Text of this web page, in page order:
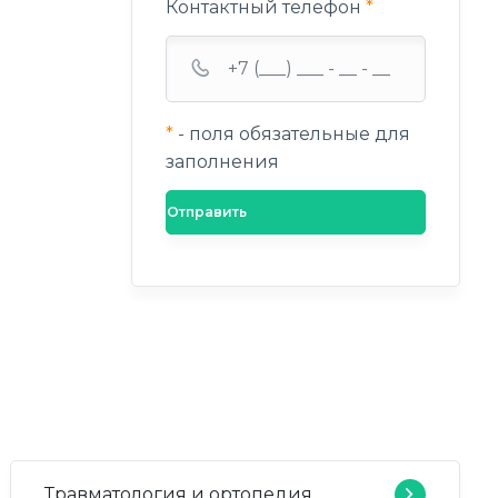
Контактный телефон *
*- поля обязательные для
заполнения